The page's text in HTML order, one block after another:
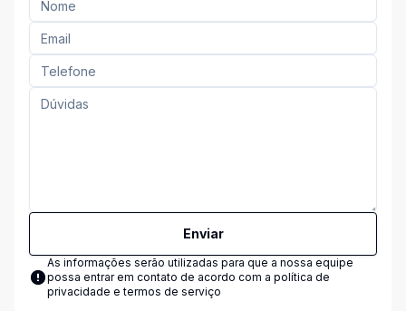
Enviar
As informações serão utilizadas para que a nossa equipe
possa entrar em contato de acordo com a política de
privacidade e termos de serviço